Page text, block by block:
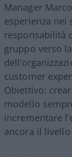
Manager
esperienza nei
responsabilità
gruppo verso
customer
Obiettivo:
modello
incrementare l’
ancora il